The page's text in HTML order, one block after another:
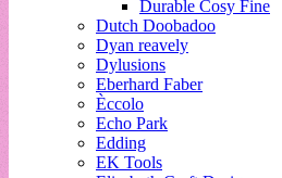
Durable Cosy Fine
Dutch Doobadoo
Dyan reavely
Dylusions
Eberhard Faber
Èccolo
Echo Park
Edding
EK Tools